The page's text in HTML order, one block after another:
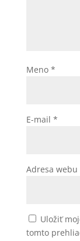
Meno *
E-mail *
Adresa webu
Uložiť
tomto